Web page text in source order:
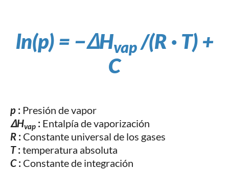
ln(p) = −ΔHvap/(R ·T) +
C
p : Presión de vapor
ΔHvap : Entalpía de vaporización
R : Constante universal de los gases
T: temperatura absoluta
C: Constante de integración